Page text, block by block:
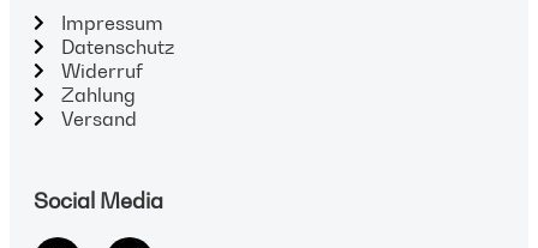
Impressum
Datenschutz
Widerruf
Zahlung
Versand
Social Media